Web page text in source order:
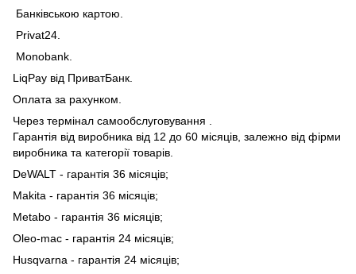
Банківською картою.
Privat24.
Monobank.
LiqPay від ПриватБанк.
Оплата за рахунком.
Через термінал самообслуговування .
Гарантія від виробника від 12 до 60 місяців, залежно від фірми
виробника та категорії товарів.
DeWALT - гарантія 36 місяців;
Makita - гарантія 36 місяців;
Metabo - гарантія 36 місяців;
Oleo-mac - гарантія 24 місяців;
Husqvarna - гарантія 24 місяців;